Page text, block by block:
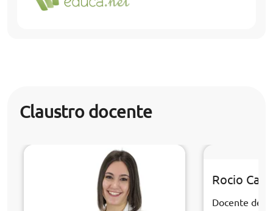
Claustro docente
Rocio
Docente de